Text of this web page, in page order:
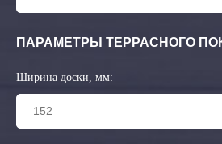
ПАРАМЕТРЫ ТЕРРАСНОГО
Ширина доски, мм: